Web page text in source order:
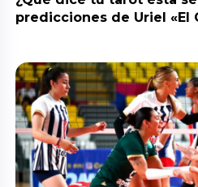
predicciones de Uriel «El